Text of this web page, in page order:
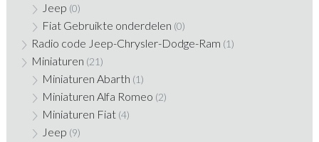
Jeep (0)
Fiat Gebruikte onderdelen (0)
Radio code Jeep-Chrysler-Dodge-Ram (1)
Miniaturen (21)
Miniaturen Abarth (1)
Miniaturen Alfa Romeo (2)
Miniaturen Fiat (4)
Jeep (9)